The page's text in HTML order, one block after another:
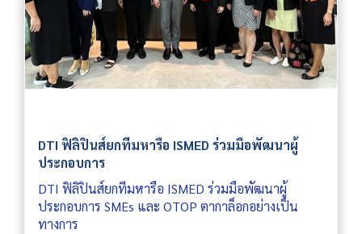
DTI ฟิลิปินส์ยกทีมหารือ ISMED ร่วมมือพัฒนาผู้
ประกอบการ
DTI ฟิลิปินส์ยกทีมหารือ ISMED ร่วมมือพัฒนาผู้
ประกอบการ SMEs และ OTOP ตากาล็อกอย่างเป็น
ทางการ